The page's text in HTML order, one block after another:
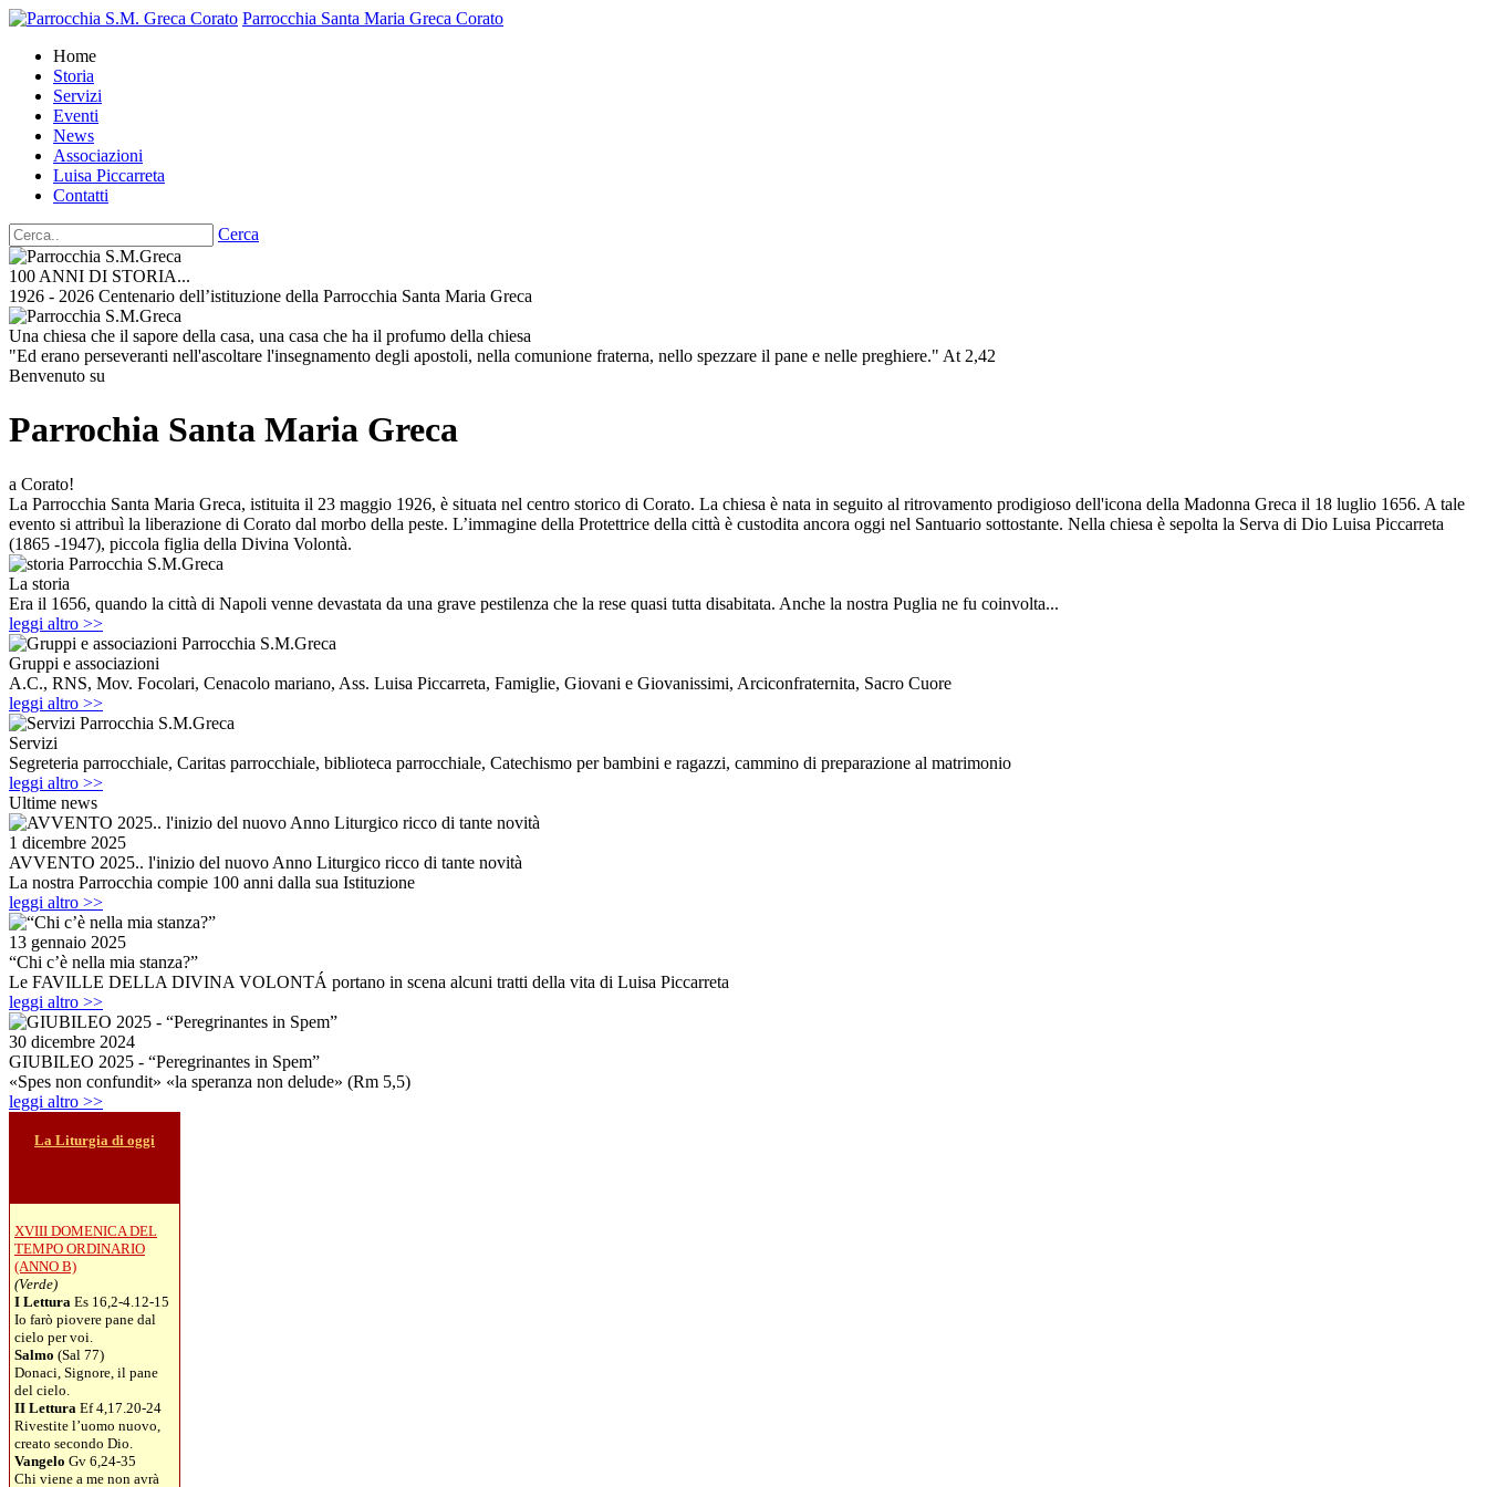
Parrocchia Santa Maria Greca Corato
Home
Storia
Servizi
Eventi
News
Associazioni
Luisa Piccarreta
Contatti
Cerca
100 ANNI DI STORIA...
1926 - 2026 Centenario dell’istituzione della Parrocchia Santa Maria Greca
Una chiesa che il sapore della casa, una casa che ha il profumo della chiesa
"Ed erano perseveranti nell'ascoltare l'insegnamento degli apostoli, nella comunione fraterna, nello spezzare il pane e nelle preghiere." At 2,42
Benvenuto su
Parrochia Santa Maria Greca
a Corato!
La Parrocchia Santa Maria Greca, istituita il 23 maggio 1926, è situata nel centro storico di Corato. La chiesa è nata in seguito al ritrovamento prodigioso dell'icona della Madonna Greca il 18 luglio 1656. A tale
evento si attribuì la liberazione di Corato dal morbo della peste. L’immagine della Protettrice della città è custodita ancora oggi nel Santuario sottostante. Nella chiesa è sepolta la Serva di Dio Luisa Piccarreta
(1865 -1947), piccola figlia della Divina Volontà.
La storia
Era il 1656, quando la città di Napoli venne devastata da una grave pestilenza che la rese quasi tutta disabitata. Anche la nostra Puglia ne fu coinvolta...
leggi altro >>
Gruppi e associazioni
A.C., RNS, Mov. Focolari, Cenacolo mariano, Ass. Luisa Piccarreta, Famiglie, Giovani e Giovanissimi, Arciconfraternita, Sacro Cuore
leggi altro >>
Servizi
Segreteria parrocchiale, Caritas parrocchiale, biblioteca parrocchiale, Catechismo per bambini e ragazzi, cammino di preparazione al matrimonio
leggi altro >>
Ultime news
1 dicembre 2025
AVVENTO 2025.. l'inizio del nuovo Anno Liturgico ricco di tante novità
La nostra Parrocchia compie 100 anni dalla sua Istituzione
leggi altro >>
13 gennaio 2025
“Chi c’è nella mia stanza?”
Le FAVILLE DELLA DIVINA VOLONTÁ portano in scena alcuni tratti della vita di Luisa Piccarreta
leggi altro >>
30 dicembre 2024
GIUBILEO 2025 - “Peregrinantes in Spem”
«Spes non confundit» «la speranza non delude» (Rm 5,5)
leggi altro >>
La Liturgia di oggi
XVIII DOMENICA DEL
TEMPO ORDINARIO
(ANNO B)
(Verde)
I Lettura Es 16,2-4.12-15
Io farò piovere pane dal
cielo per voi.
Salmo (Sal 77)
Donaci, Signore, il pane
del cielo.
II Lettura Ef 4,17.20-24
Rivestite l’uomo nuovo,
creato secondo Dio.
Vangelo Gv 6,24-35
Chi viene a me non avrà